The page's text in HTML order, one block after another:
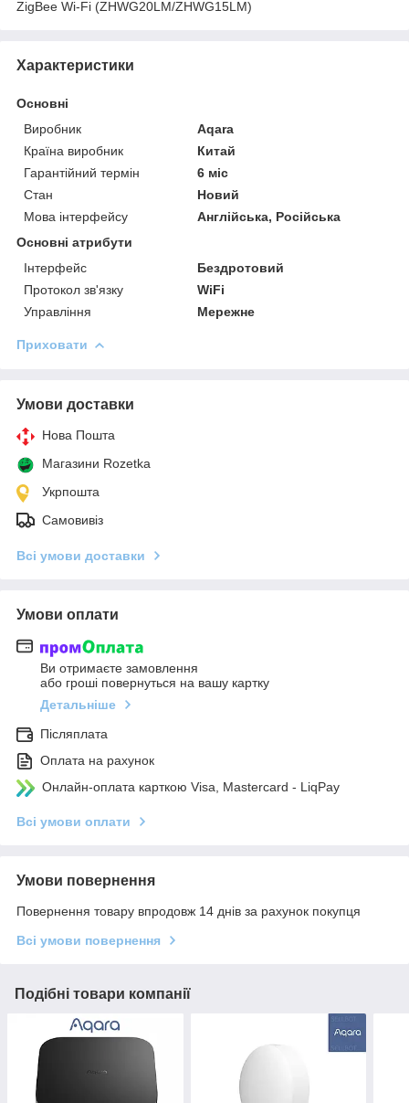
ZigBee Wi-Fi (ZHWG20LM/ZHWG15LM)
Характеристики
Основні
Виробник
Aqara
Країна виробник
Китай
Гарантійний термін
6 міс
Стан
Новий
Мова інтерфейсу
Англійська, Російська
Основні атрибути
Інтерфейс
Бездротовий
Протокол зв'язку
WiFi
Управління
Мережне
Приховати
Умови доставки
Нова Пошта
Магазини Rozetka
Укрпошта
Самовивіз
Всі умови доставки
Умови оплати
Ви отримаєте замовлення
або гроші повернуться на вашу картку
Детальніше
Післяплата
Оплата на рахунок
Онлайн-оплата карткою Visa, Mastercard - LiqPay
Всі умови оплати
Умови повернення
Повернення товару впродовж 14 днів за рахунок покупця
Всі умови повернення
Подібні товари компанії